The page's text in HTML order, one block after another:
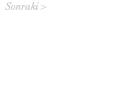
Sonraki >